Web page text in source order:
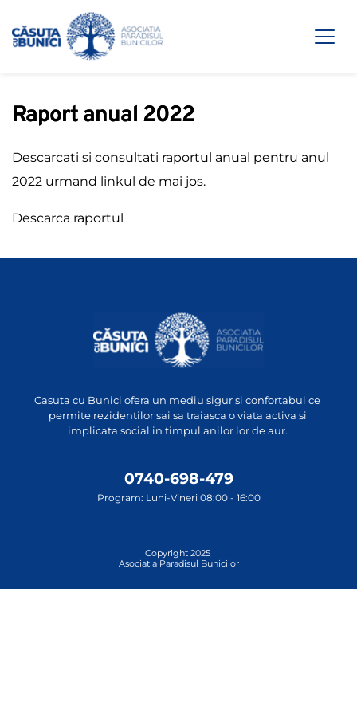
Raport anual 2022
Descarcati si consultati raportul anual pentru anul
2022 urmand linkul de mai jos.
Descarca raportul
Casuta cu Bunici ofera un mediu sigur si confortabul ce
permite rezidentilor sai sa traiasca o viata activa si
implicata social in timpul anilor lor de aur.
0740-698-479
Program: Luni-Vineri 08:00 - 16:00
Copyright 2025
Asociatia Paradisul Bunicilor